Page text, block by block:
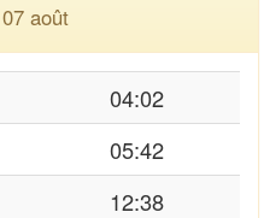
août
04:02
05:42
12:38